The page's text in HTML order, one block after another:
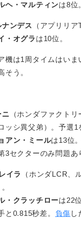
ヘ・マルティンは8位
ンデス
（アプリリ
・オグラは10位。
機は1周タイムはいま
そう。
（ホンダファクト
ッシ異父弟）。予選1
アン・ミールは13位
3セクターのみ問題あ
イラ
（ホンダLCR、
・クラッチローは22
と0.815秒差。 負傷 し